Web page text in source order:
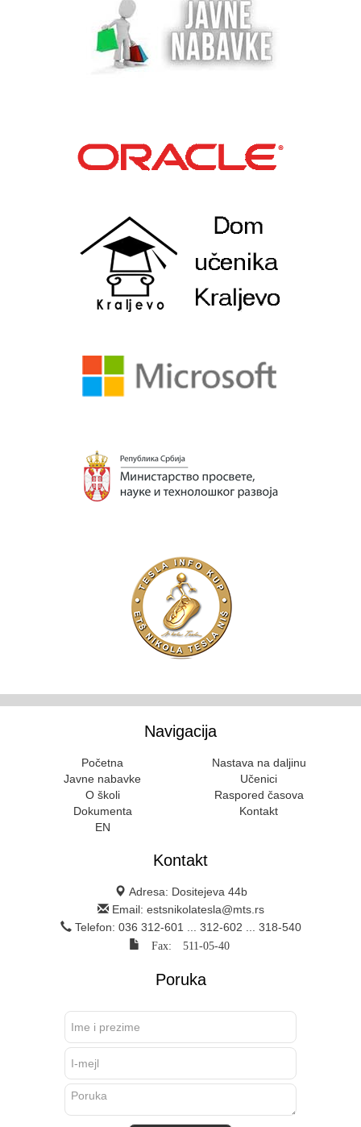
Navigacija
Početna
Nastava na daljinu
Javne nabavke
Učenici
O školi
Raspored časova
Dokumenta
Kontakt
EN
Kontakt
Adresa: Dositejeva 44b
Email: estsnikolatesla@mts.rs
Telefon: 036 312-601 ... 312-602 ... 318-540
Fax: 511-05-40
Poruka